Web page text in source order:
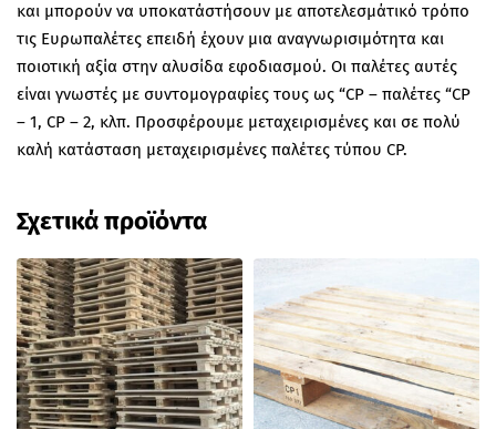
και μπορούν να υποκατάστήσουν με αποτελεσμάτικό τρόπο
τις Ευρωπαλέτες επειδή έχουν μια αναγνωρισιμότητα και
ποιοτική αξία στην αλυσίδα εφοδιασμού. Οι παλέτες αυτές
είναι γνωστές με συντομογραφίες τους ως “CP – παλέτες “CP
– 1, CP – 2, κλπ. Προσφέρουμε μεταχειρισμένες και σε πολύ
καλή κατάσταση μεταχειρισμένες παλέτες τύπου CP.
Σχετικά προϊόντα